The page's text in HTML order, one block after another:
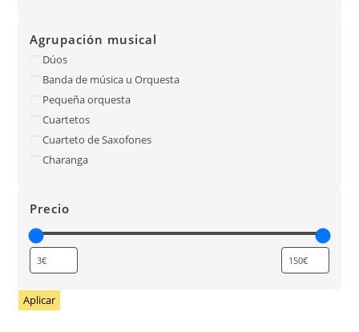
Agrupación musical
Dúos
Banda de música u Orquesta
Pequeña orquesta
Cuartetos
Cuarteto de Saxofones
Charanga
Precio
Aplicar